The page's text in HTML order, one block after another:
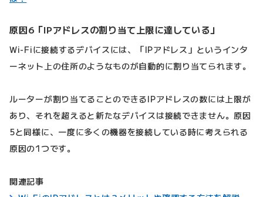
原因6「IPアドレスの割り当て上限に達している」
Wi-Fiに接続するデバイスには、「IPアドレス」というインタ
ーネット上の住所のようなものが自動的に割り当てられます。
ルーターが割り当てることのできるIPアドレスの数には上限が
あり、それを超えると新たなデバイスは接続できません。原因
5と同様に、一度に多くの機器を接続している時に考えられる
原因の1つです。
関連記事